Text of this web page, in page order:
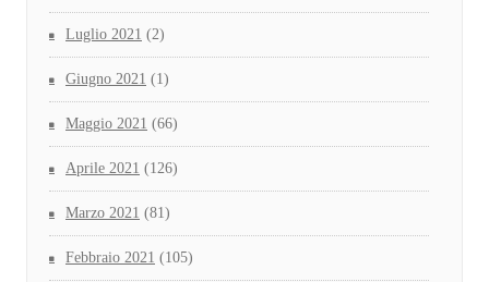
Luglio 2021 (2)
Giugno 2021 (1)
Maggio 2021 (66)
Aprile 2021 (126)
Marzo 2021 (81)
Febbraio 2021 (105)